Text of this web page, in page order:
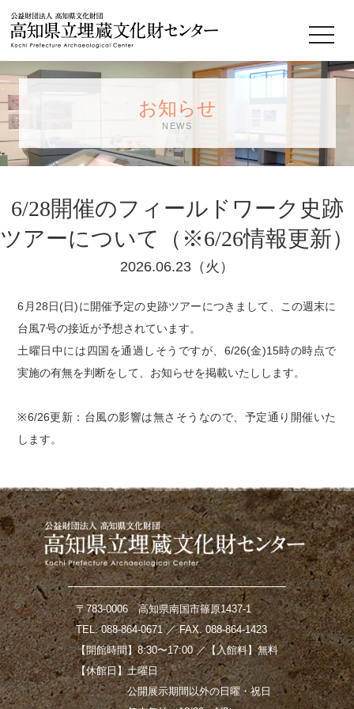
toggle
お知らせ
NEWS
6/28開催のフィールドワーク史跡
ツアーについて（※6/26情報更新）
2026.06.23（火）
6月28日(日)に開催予定の史跡ツアーにつきまして、この週末に
台風7号の接近が予想されています。
土曜日中には四国を通過しそうですが、6/26(金)15時の時点で
実施の有無を判断をして、お知らせを掲載いたしします。
※6/26更新：台風の影響は無さそうなので、予定通り開催いた
します。
〒783-0006 高知県南国市篠原1437-1
TEL. 088-864-0671 ／ FAX. 088-864-1423
【開館時間】8:30〜17:00 ／【入館料】無料
【休館日】土曜日
公開展示期間以外の日曜・祝日